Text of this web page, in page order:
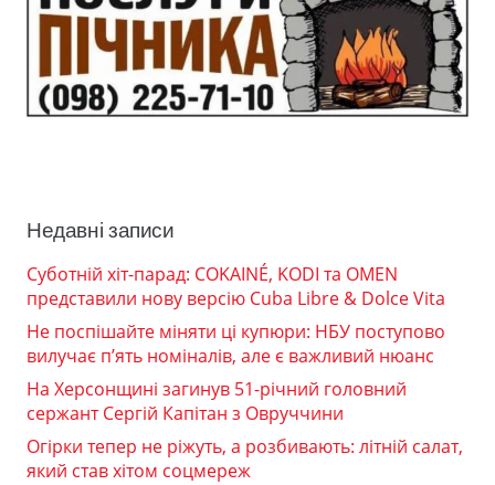
Недавні записи
Суботній хіт-парад: COKAINÉ, KODI та OMEN
представили нову версію Cuba Libre & Dolce Vita
Не поспішайте міняти ці купюри: НБУ поступово
вилучає п’ять номіналів, але є важливий нюанс
На Херсонщині загинув 51-річний головний
сержант Сергій Капітан з Овруччини
Огірки тепер не ріжуть, а розбивають: літній салат,
який став хітом соцмереж